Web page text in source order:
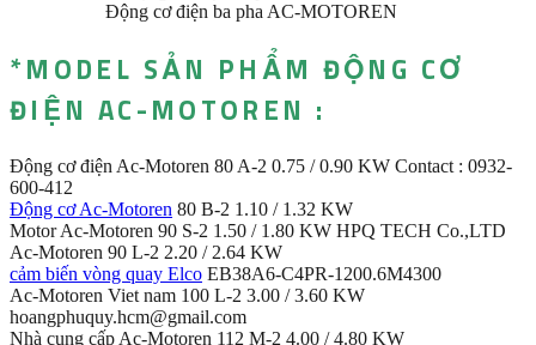
Động cơ điện ba pha AC-MOTOREN
*MODEL SẢN PHẨM ĐỘNG CƠ
ĐIỆN AC-MOTOREN :
Động cơ điện Ac-Motoren 80 A-2 0.75 / 0.90 KW Contact : 0932-
600-412
Động cơ Ac-Motoren 80 B-2 1.10 / 1.32 KW
Motor Ac-Motoren 90 S-2 1.50 / 1.80 KW HPQ TECH Co.,LTD
Ac-Motoren 90 L-2 2.20 / 2.64 KW
cảm biến vòng quay Elco EB38A6-C4PR-1200.6M4300
Ac-Motoren Viet nam 100 L-2 3.00 / 3.60 KW
hoangphuquy.hcm@gmail.com
Nhà cung cấp Ac-Motoren 112 M-2 4.00 / 4.80 KW